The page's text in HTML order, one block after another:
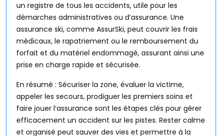
un registre de tous les accidents, utile pour les
démarches administratives ou d’assurance. Une
assurance ski, comme AssurSki, peut couvrir les frais
médicaux, le rapatriement ou le remboursement du
forfait et du matériel endommagé, assurant ainsi une
prise en charge rapide et sécurisée.
En résumé : Sécuriser la zone, évaluer la victime,
appeler les secours, prodiguer les premiers soins et
faire jouer l’assurance sont les étapes clés pour gérer
efficacement un accident sur les pistes. Rester calme
et organisé peut sauver des vies et permettre à la